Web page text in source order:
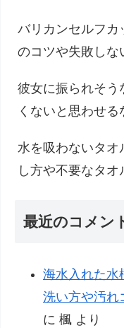
バリカンセルフカ
のコツや失敗しな
彼女に振られそう
くないと思わせ
水を吸わないタオ
し方や不要なタオ
最近のコメン
海水入れた水
洗い方や汚れ
に 楓 より